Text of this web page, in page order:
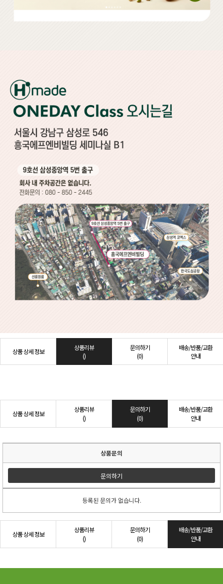
상품 상세 정보
상품리뷰
()
문의하기
(0)
배송/반품/교환
안내
상품 상세 정보
상품리뷰
()
문의하기
(0)
배송/반품/교환
안내
상품문의
문의하기
등록된 문의가 없습니다.
상품 상세 정보
상품리뷰
()
문의하기
(0)
배송/반품/교환
안내